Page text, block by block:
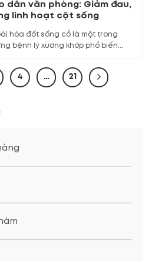
dân văn phòng: Giảm đau,
linh hoạt cột sống
hóa đốt sống cổ là một trong
bệnh lý xương khớp phổ biến...
4 … 21